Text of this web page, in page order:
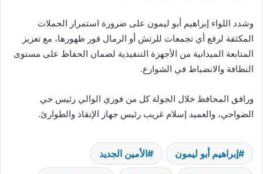
وشدد اللواء إبراهيم أبو ليمون على ضرورة استمرار الحملات
المكثفة لرفع أي تجمعات للرتش أو الرمال فور ظهورها، مع تعزيز
المتابعة الميدانية من الأجهزة التنفيذية لضمان الحفاظ على مستوى
النظافة والانضباط في الشوارع.
ورافق المحافظ خلال الجولة كل من فوزي الوالي رئيس حي
الضواحي، والعميد إسلام غريب رئيس جهاز الإنقاذ والطوارئ.
إبراهيم أبو ليمون الأمين الجديد